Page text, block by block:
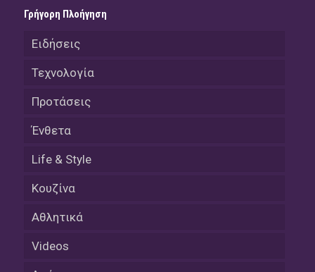
Γρήγορη Πλοήγηση
Ειδήσεις
Τεχνολογία
Προτάσεις
Ένθετα
Life & Style
Κουζίνα
Αθλητικά
Videos